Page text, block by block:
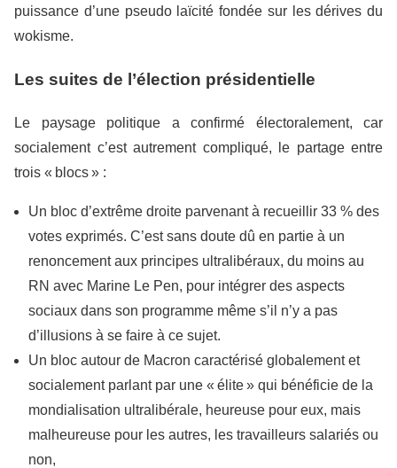
puissance d’une pseudo laïcité fondée sur les dérives du
wokisme.
Les suites de l’élection présidentielle
Le paysage politique a confirmé électoralement, car
socialement c’est autrement compliqué, le partage entre
trois « blocs » :
Un bloc d’extrême droite parvenant à recueillir 33 % des
votes exprimés. C’est sans doute dû en partie à un
renoncement aux principes ultralibéraux, du moins au
RN avec Marine Le Pen, pour intégrer des aspects
sociaux dans son programme même s’il n’y a pas
d’illusions à se faire à ce sujet.
Un bloc autour de Macron caractérisé globalement et
socialement parlant par une « élite » qui bénéficie de la
mondialisation ultralibérale, heureuse pour eux, mais
malheureuse pour les autres, les travailleurs salariés ou
non,